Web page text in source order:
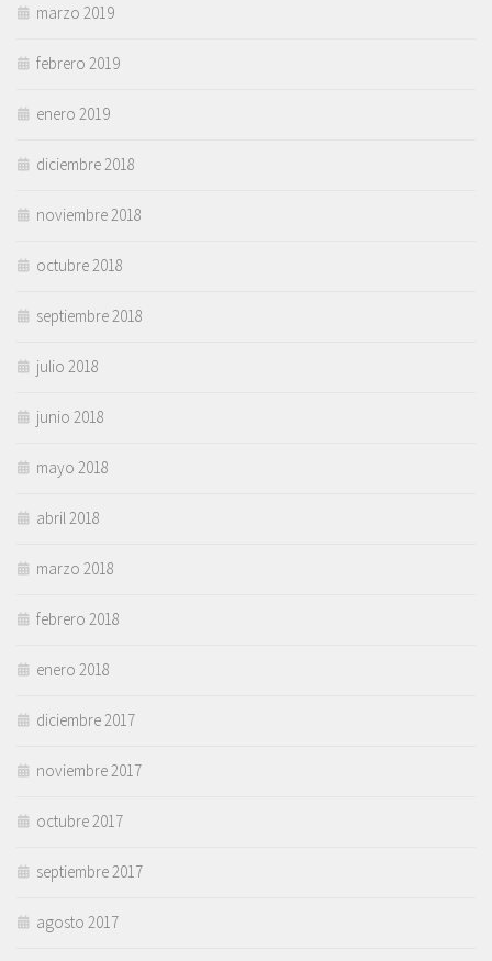
marzo 2019
febrero 2019
enero 2019
diciembre 2018
noviembre 2018
octubre 2018
septiembre 2018
julio 2018
junio 2018
mayo 2018
abril 2018
marzo 2018
febrero 2018
enero 2018
diciembre 2017
noviembre 2017
octubre 2017
septiembre 2017
agosto 2017